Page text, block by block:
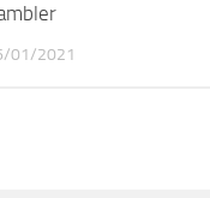
01/2021